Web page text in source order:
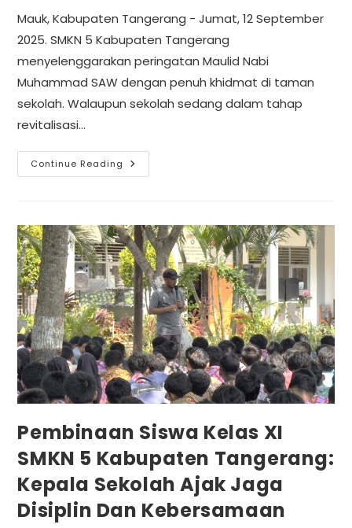
Mauk, Kabupaten Tangerang - Jumat, 12 September
2025. SMKN 5 Kabupaten Tangerang
menyelenggarakan peringatan Maulid Nabi
Muhammad SAW dengan penuh khidmat di taman
sekolah. Walaupun sekolah sedang dalam tahap
revitalisasi…
Continue Reading
Pembinaan Siswa Kelas XI
SMKN 5 Kabupaten Tangerang:
Kepala Sekolah Ajak Jaga
Disiplin Dan Kebersamaan